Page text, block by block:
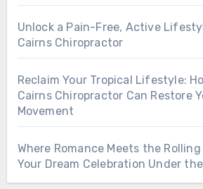
Unlock a Pain-Free, Active
Cairns Chiropractor
Reclaim Your Tropical Lifestyle:
Cairns Chiropractor Can Restore
Movement
Where Romance Meets the
Your Dream Celebration Under